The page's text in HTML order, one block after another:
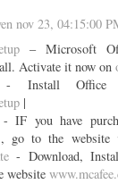
nov 23, 04:15:00
– Microsoft
Activate it now on
Install Office
|
- IF you have
go to the website
- Download,
website